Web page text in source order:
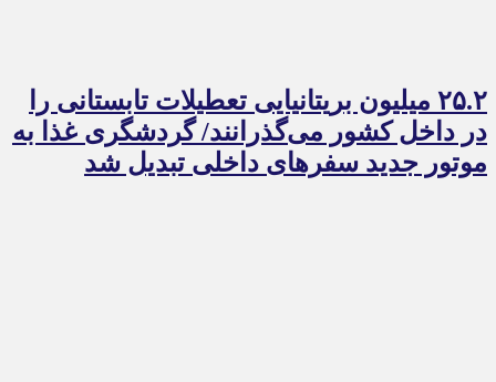
۲۵.۲ میلیون بریتانیایی تعطیلات تابستانی را
در داخل کشور می‌گذرانند/ گردشگری غذا به
موتور جدید سفرهای داخلی تبدیل شد